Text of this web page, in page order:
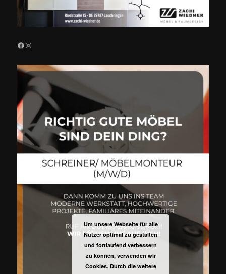
Facebook
Instagram
Um unsere Webseite für alle
Nutzer optimal zu gestalten
und fortlaufend verbessern
zu können, verwenden wir
Cookies. Durch die weitere